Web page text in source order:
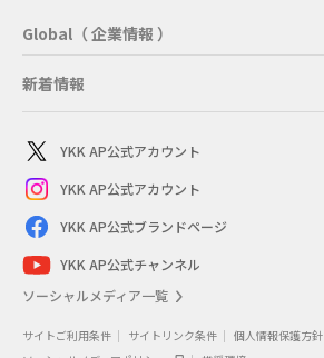
Global（ 企業情報 ）
新着情報
YKK AP公式アカウント
YKK AP公式アカウント
YKK AP公式ブランドページ
YKK AP公式チャンネル
ソーシャルメディア一覧
サイトご利用条件 サイトリンク条件
個人情報保護方針